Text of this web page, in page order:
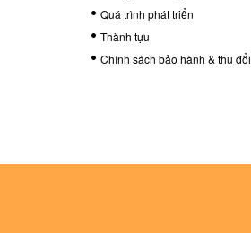
Quá trình phát triển
Thành tựu
Chính sách bảo hành & thu đổi